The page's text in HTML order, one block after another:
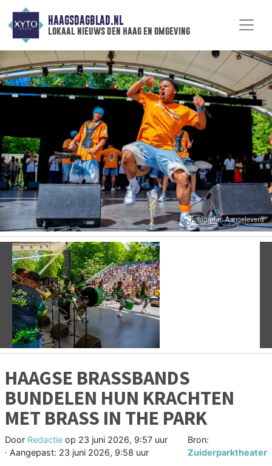
HAAGSDAGBLAD.NL
lokaal nieuws den haag en omgeving
Vorige
HAAGSE BRASSBANDS
BUNDELEN HUN KRACHTEN
MET BRASS IN THE PARK
Door Redactie op 23 juni 2026, 9:57 uur
· Aangepast: 23 juni 2026, 9:58 uur
Bron:
Zuiderparktheater